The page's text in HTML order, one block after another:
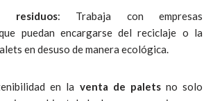
residuos: Trabaja con empresas
puedan encargarse del reciclaje o la
en desuso de manera ecológica.
en la venta de paletsno solo